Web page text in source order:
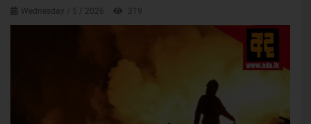
Wednesday / 5 / 2026 319